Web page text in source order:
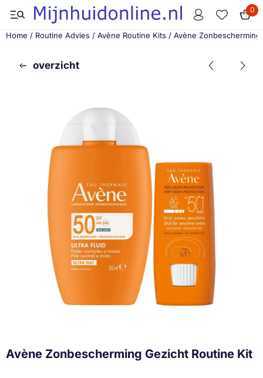
Cookievoorkeuren zijn momenteel gesloten. 0
Home / Routine Advies / Avène Routine Kits / Avène
overzicht
Avène Zonbescherming Gezicht Routine Kit